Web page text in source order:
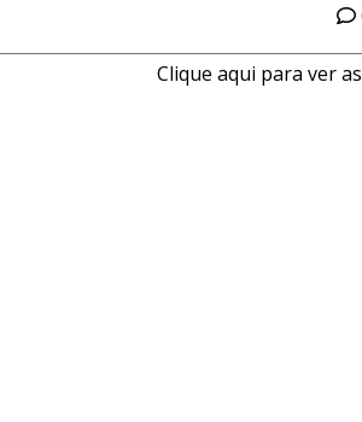
Clique aqui para ver